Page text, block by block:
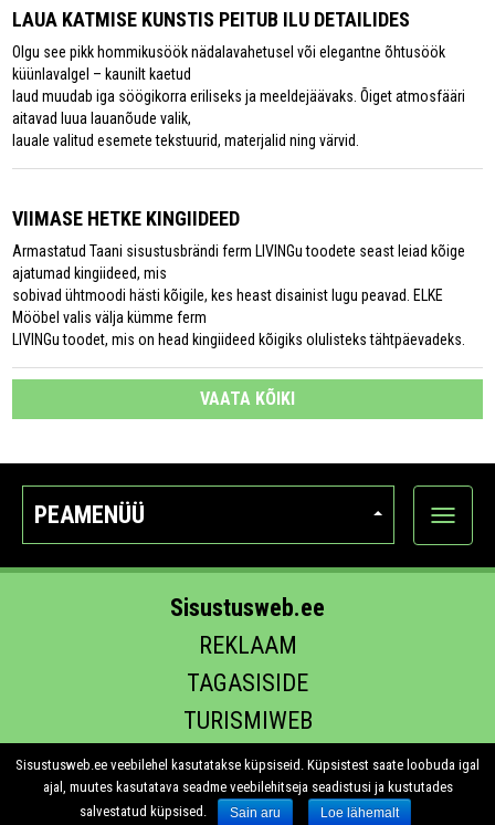
LAUA KATMISE KUNSTIS PEITUB ILU DETAILIDES
Olgu see pikk hommikusöök nädalavahetusel või elegantne õhtusöök
küünlavalgel – kaunilt kaetud
laud muudab iga söögikorra eriliseks ja meeldejäävaks. Õiget atmosfääri
aitavad luua lauanõude valik,
lauale valitud esemete tekstuurid, materjalid ning värvid.
VIIMASE HETKE KINGIIDEED
Armastatud Taani sisustusbrändi ferm LIVINGu toodete seast leiad kõige
ajatumad kingiideed, mis
sobivad ühtmoodi hästi kõigile, kes heast disainist lugu peavad. ELKE
Mööbel valis välja kümme ferm
LIVINGu toodet, mis on head kingiideed kõigiks olulisteks tähtpäevadeks.
VAATA KÕIKI
PEAMENÜÜ
Ava
Sisustusweb.ee
REKLAAM
TAGASISIDE
TURISMIWEB
EHITUS.EE
Sisustusweb.ee veebilehel kasutatakse küpsiseid. Küpsistest saate loobuda igal
ajal, muutes kasutatava seadme veebilehitseja seadistusi ja kustutades
salvestatud küpsised.
Sain aru Loe lähemalt